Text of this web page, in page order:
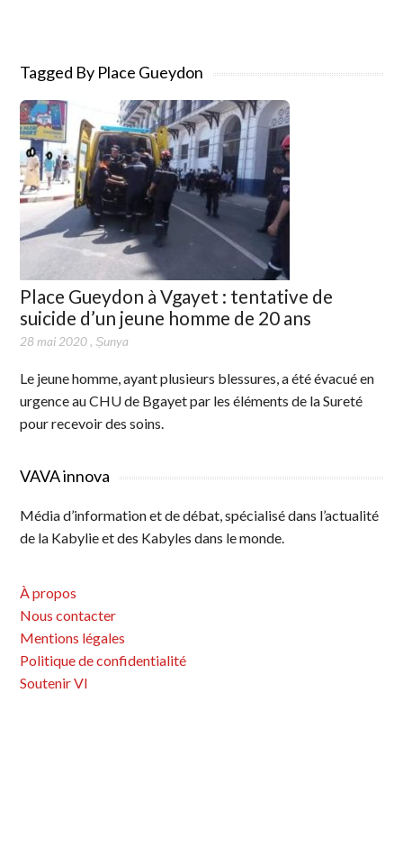
Tagged By Place Gueydon
Place Gueydon à Vgayet : tentative de
suicide d’un jeune homme de 20 ans
28 mai 2020,Ṣunya
Le jeune homme, ayant plusieurs blessures, a été évacué en
urgence au CHU de Bgayet par les éléments de la Sureté
pour recevoir des soins.
VAVA innova
Média d’information et de débat, spécialisé dans l’actualité
de la Kabylie et des Kabyles dans le monde.
À propos
Nous contacter
Mentions légales
Politique de confidentialité
Soutenir VI